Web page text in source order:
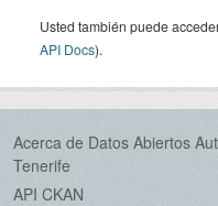
Usted también puede
API Docs).
Acerca de Datos Abiertos
Tenerife
API CKAN